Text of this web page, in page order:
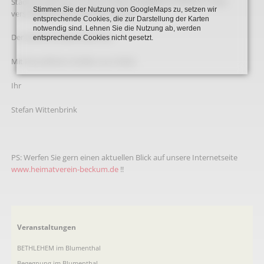
verschiedenen Ehrenämtern zurück.
Der Eintritt ist wie immer frei.
Mit freundlichen Grüßen aus Holter,
Ihr
Stefan Wittenbrink
PS: Werfen Sie gern einen aktuellen Blick auf unsere Internetseite
www.heimatverein-beckum.de!!
Navigation
Veranstaltungen
BETHLEHEM im Blumenthal
Stimmen Sie der Nutzung von GoogleMaps zu, setzen wir
entsprechende Cookies, die zur Darstellung der Karten
notwendig sind. Lehnen Sie die Nutzung ab, werden
entsprechende Cookies nicht gesetzt.